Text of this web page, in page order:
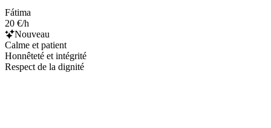
Fátima
20 €/h
Nouveau
Calme et patient
Honnêteté et intégrité
Respect de la dignité